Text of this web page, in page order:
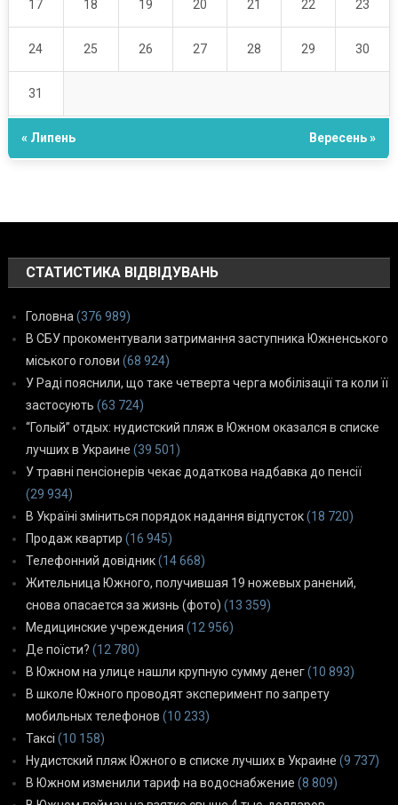
17 18 19 20 21 22 23
24 25 26 27 28 29 30
31
« Липень Вересень »
СТАТИСТИКА ВІДВІДУВАНЬ
Головна (376 989)
В СБУ прокоментували затримання заступника Южненського
міського голови (68 924)
У Раді пояснили, що таке четверта черга мобілізації та коли її
застосують (63 724)
“Голый” отдых: нудистский пляж в Южном оказался в списке
лучших в Украине (39 501)
У травні пенсіонерів чекає додаткова надбавка до пенсії
(29 934)
В Україні зміниться порядок надання відпусток(18 720)
Продаж квартир (16 945)
Телефонний довідник(14 668)
Жительница Южного, получившая 19 ножевых ранений,
снова опасается за жизнь (фото) (13 359)
Медицинские учреждения (12 956)
Де поїсти? (12 780)
В Южном на улице нашли крупную сумму денег(10 893)
В школе Южного проводят эксперимент по запрету
мобильных телефонов (10 233)
Таксі (10 158)
Нудистский пляж Южного в списке лучших в Украине (9 737)
В Южном изменили тариф на водоснабжение (8 809)